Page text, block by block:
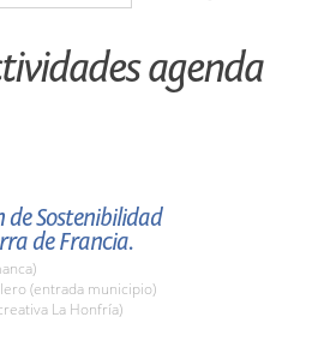
agenda
de Sostenibilidad
de Francia.
(entrada municipio)
La Honfría)